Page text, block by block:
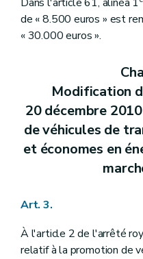
de « 8.500 euros » est
« 30.000 euros ».
Modification
20 décembre
de véhicules de
et économes en
Art. 3.
À l'article 2 de l'arrêté
relatif à la promotion de